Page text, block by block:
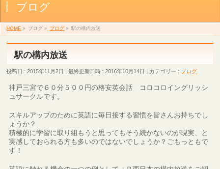
ブログ
HOME » ブログ » ブログ » 駅の構内放送
駅の構内放送
投稿日 : 2015年11月2日 最終更新日時 : 2016年10月14日 カテゴリー : ブログ
神戸三宮で６０分５００円の格安英会話 コロコロイングリッシ
ュサークルです。
スキルアップのために英語に毎日接する習慣を皆さんお持ちでし
ょうか？
積極的に学習に取り組もうと思ってもそう続かないのが現実、と
実感しておられる方も多いのではないでしょうか？ごもっともで
す！